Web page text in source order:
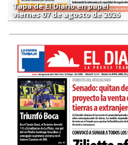
Tapa de El Diario en papel
viernes 07 de agosto de 2026